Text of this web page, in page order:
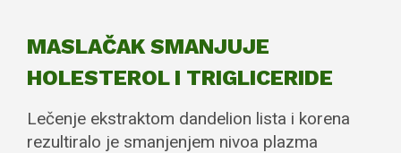
MASLAČAK SMANJUJE
HOLESTEROL I TRIGLICERIDE
Lečenje ekstraktom dandelion lista i korena
rezultiralo je smanjenjem nivoa plazma